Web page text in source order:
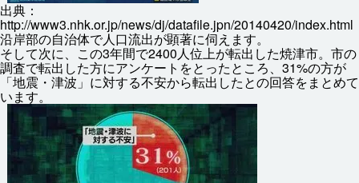
出典 ：
http://www3.nhk.or.jp/news/dj/datafile.jpn/20140420/index.html
沿岸部の自治体で人口流出が顕著に伺えます。
そして次に、この3年間で2400人位上が転出 した焼津市。 市の
調査で転出 した方にアンケートをとったところ、31%の方が
「地震 ・ 津波 」に対する不安から転出 したとの回答をまとめて
います。